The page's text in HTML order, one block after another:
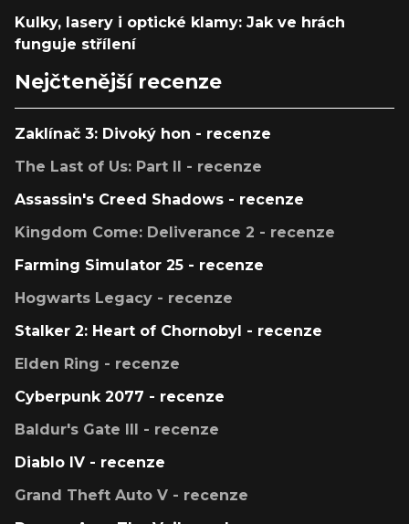
Kulky, lasery i optické klamy: Jak ve hrách
funguje střílení
Nejčtenější recenze
Zaklínač 3: Divoký hon - recenze
The Last of Us: Part II - recenze
Assassin's Creed Shadows - recenze
Kingdom Come: Deliverance 2 - recenze
Farming Simulator 25 - recenze
Hogwarts Legacy - recenze
Stalker 2: Heart of Chornobyl - recenze
Elden Ring - recenze
Cyberpunk 2077 - recenze
Baldur's Gate III - recenze
Diablo IV - recenze
Grand Theft Auto V - recenze